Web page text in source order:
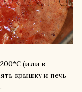
200*С (или в
крышку и печь